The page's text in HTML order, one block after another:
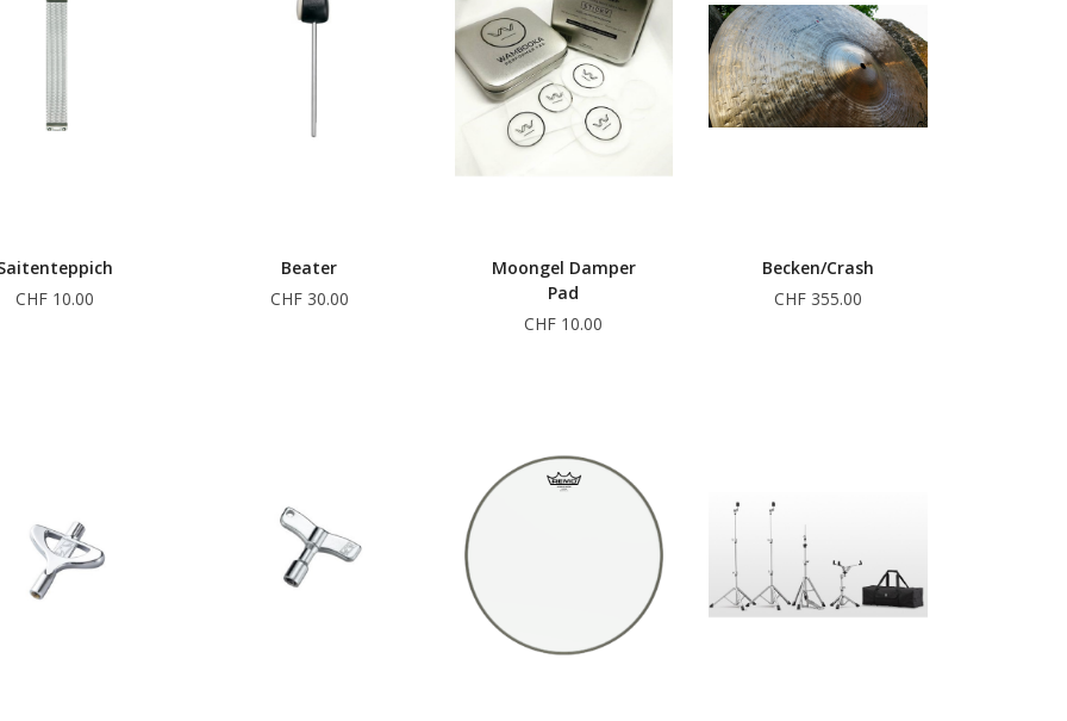
CHF 10.00
Beater
CHF 30.00
Moongel Damper
Pad
CHF 10.00
Becken/Crash
CHF 355.00